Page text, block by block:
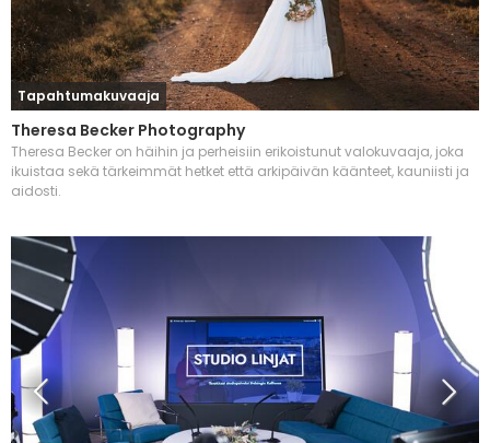
Tapahtumakuvaaja
Theresa Becker Photography
Theresa Becker on häihin ja perheisiin erikoistunut valokuvaaja, joka
ikuistaa sekä tärkeimmät hetket että arkipäivän käänteet, kauniisti ja
aidosti.